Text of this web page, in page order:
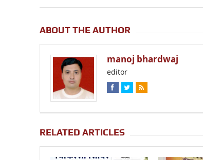
ABOUT THE AUTHOR
manoj bhardwaj
editor
RELATED ARTICLES